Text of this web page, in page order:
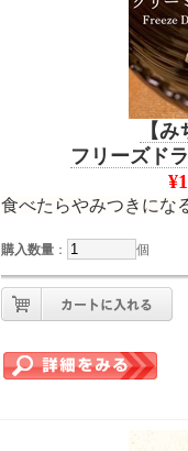
【
フリーズド
食べたらやみつきにな
購入数量 ： 個